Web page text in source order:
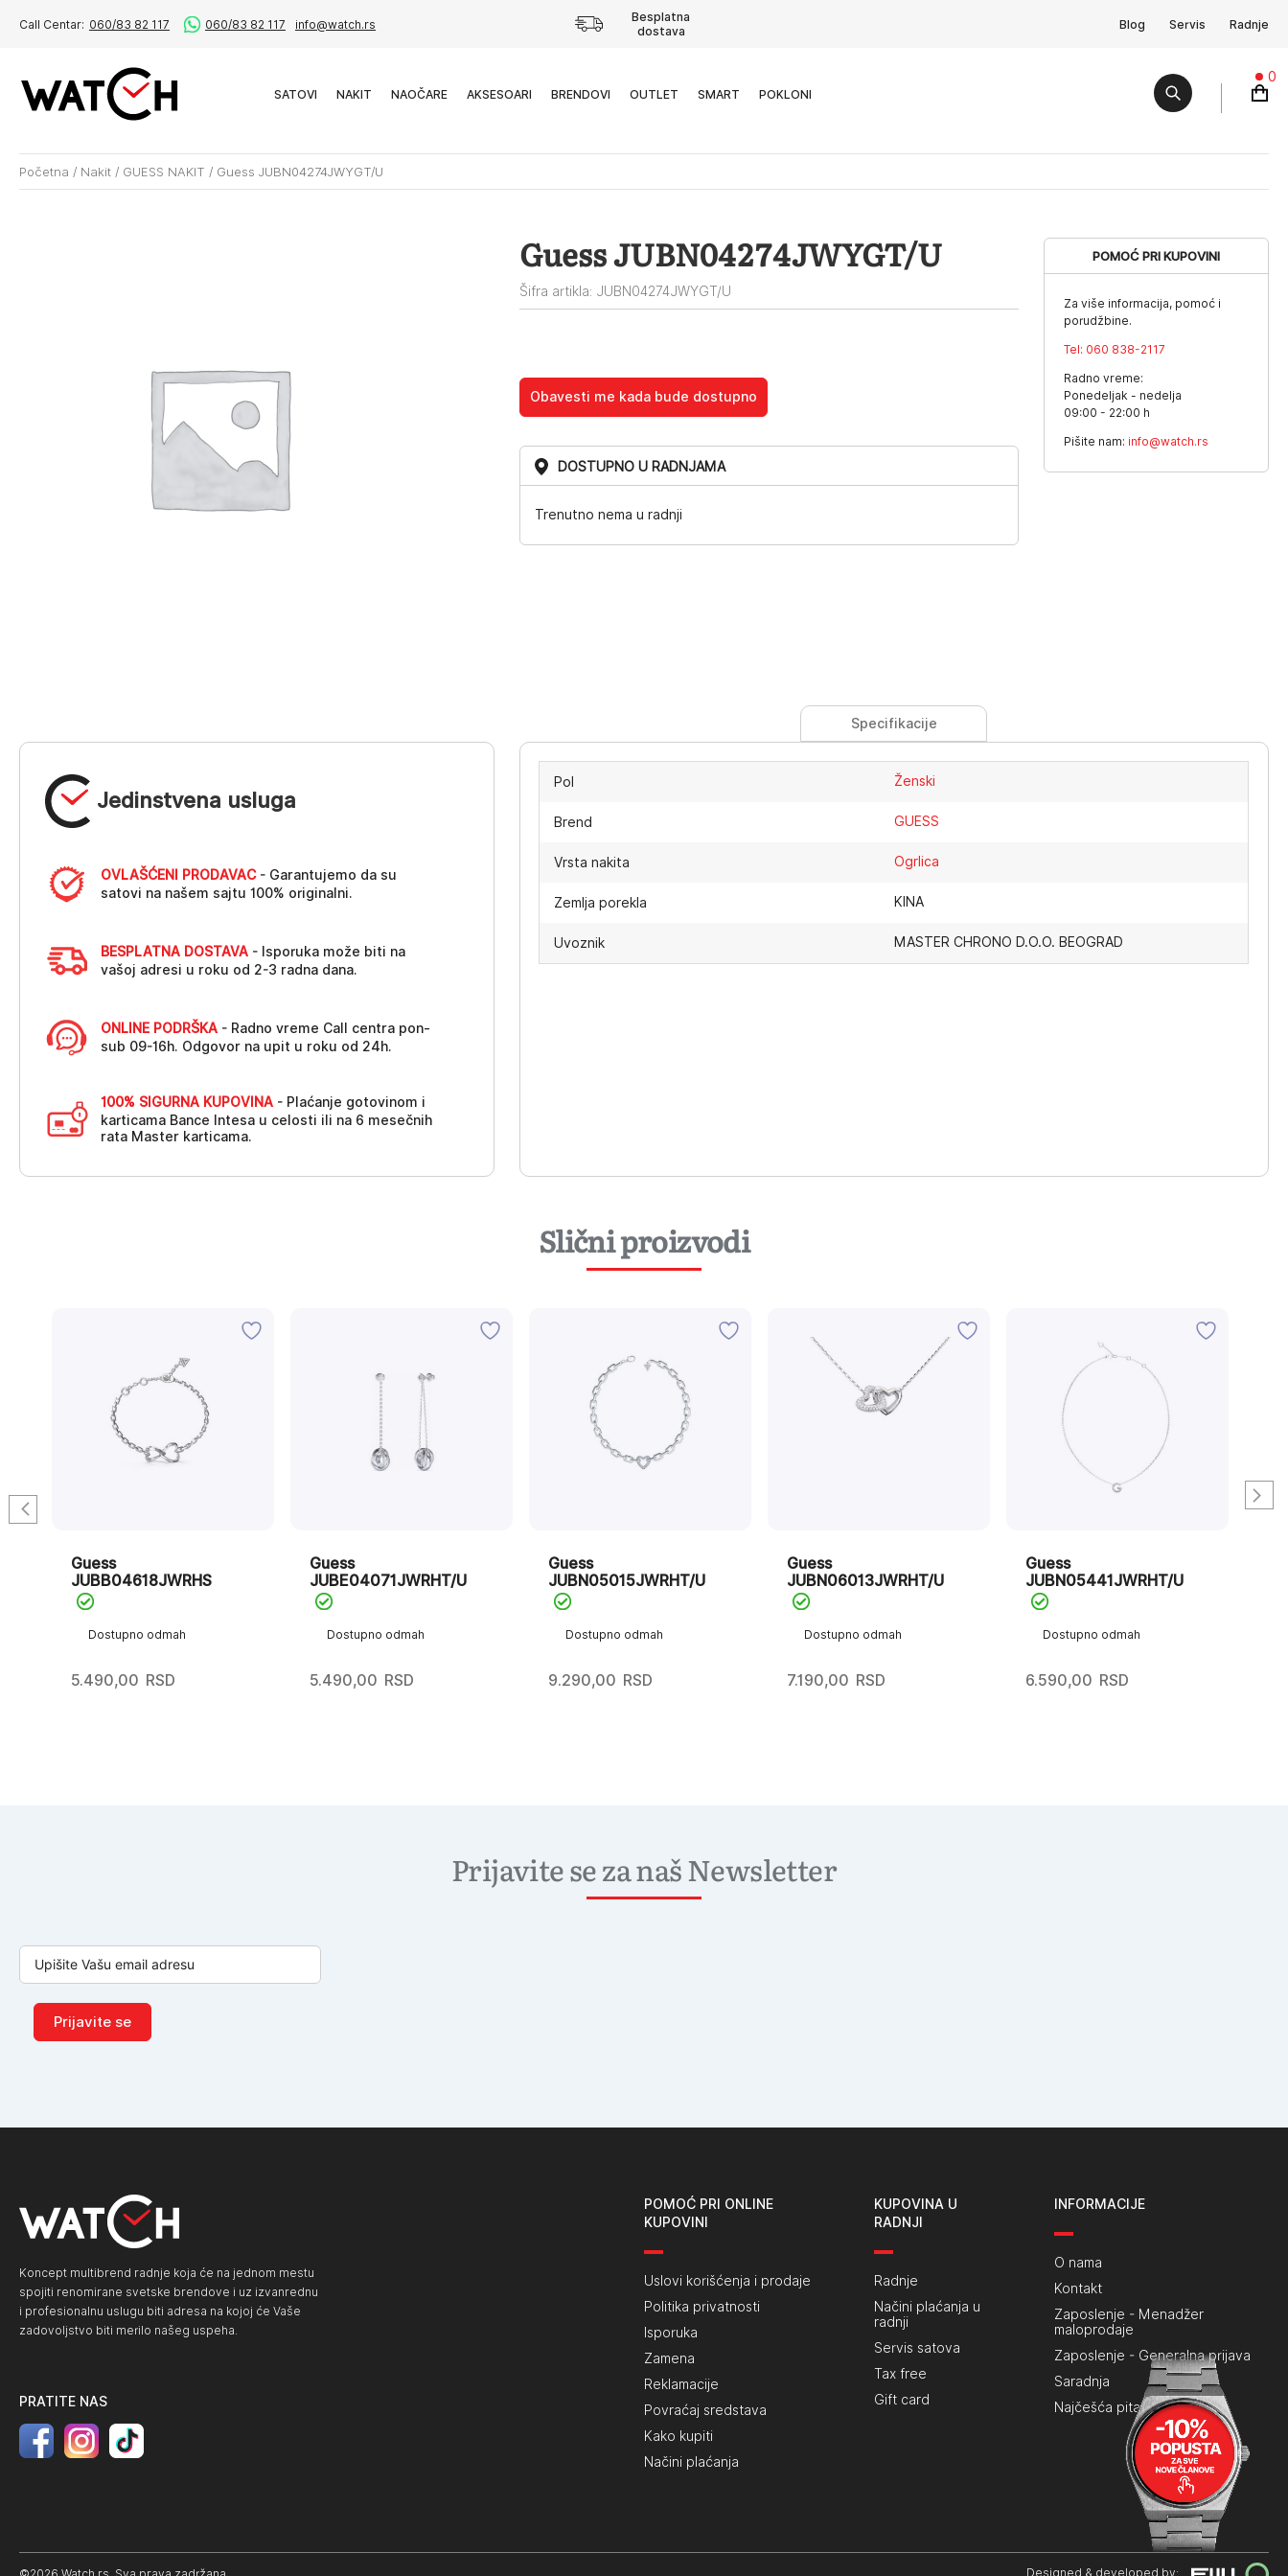
Call Centar: 060/83 82 117 060/83 82 117 info@watch.rs
Besplatna
dostava
Blog Servis Radnje
SATOVI NAKIT NAOČARE AKSESOARI BRENDOVI OUTLET SMART POKLONI
0
Početna / Nakit / GUESS NAKIT / Guess JUBN04274JWYGT/U
Guess JUBN04274JWYGT/U
Šifra artikla: JUBN04274JWYGT/U
Obavesti me kada bude dostupno
DOSTUPNO U RADNJAMA
Trenutno nema u radnji
POMOĆ PRI KUPOVINI
Za više informacija, pomoć i
porudžbine.
Tel: 060 838-2117
Radno vreme:
Ponedeljak - nedelja
09:00 - 22:00 h
Pišite nam: info@watch.rs
Jedinstvena usluga
OVLAŠĆENI PRODAVAC- Garantujemo da su
satovi na našem sajtu 100% originalni.
BESPLATNA DOSTAVA - Isporuka može biti na
vašoj adresi u roku od 2-3 radna dana.
ONLINE PODRŠKA - Radno vreme Call centra pon-
sub 09-16h. Odgovor na upit u roku od 24h.
100% SIGURNA KUPOVINA - Plaćanje gotovinom i
karticama Bance Intesa u celosti ili na 6 mesečnih
rata Master karticama.
Specifikacije
Pol Ženski
Brend GUESS
Vrsta nakita Ogrlica
Zemlja porekla KINA
Uvoznik MASTER CHRONO D.O.O. BEOGRAD
Slični proizvodi
Dostupno odmah
Guess
JUBB04618JWRHS
5.490,00 RSD
Dostupno odmah
Guess
JUBE04071JWRHT/U
5.490,00 RSD
Dostupno odmah
Guess
JUBN05015JWRHT/U
9.290,00 RSD
Dostupno odmah
Guess
JUBN06013JWRHT/U
7.190,00 RSD
Dostupno odmah
Guess
JUBN05441JWRHT/U
6.590,00 RSD
Prijavite se za naš Newsletter
Prijavite se
Koncept multibrend radnje koja će na jednom mestu
spojiti renomirane svetske brendove i uz izvanrednu
i profesionalnu uslugu biti adresa na kojoj će Vaše
zadovoljstvo biti merilo našeg uspeha.
PRATITE NAS
POMOĆ PRI ONLINE
KUPOVINI
Uslovi korišćenja i prodaje
Politika privatnosti
Isporuka
Zamena
Reklamacije
Povraćaj sredstava
Kako kupiti
Načini plaćanja
KUPOVINA U
RADNJI
Radnje
Načini plaćanja u
radnji
Servis satova
Tax free
Gift card
INFORMACIJE
O nama
Kontakt
Zaposlenje - Menadžer
maloprodaje
Zaposlenje - Generalna prijava
Saradnja
Najčešća pitanja
Designed & developed by: